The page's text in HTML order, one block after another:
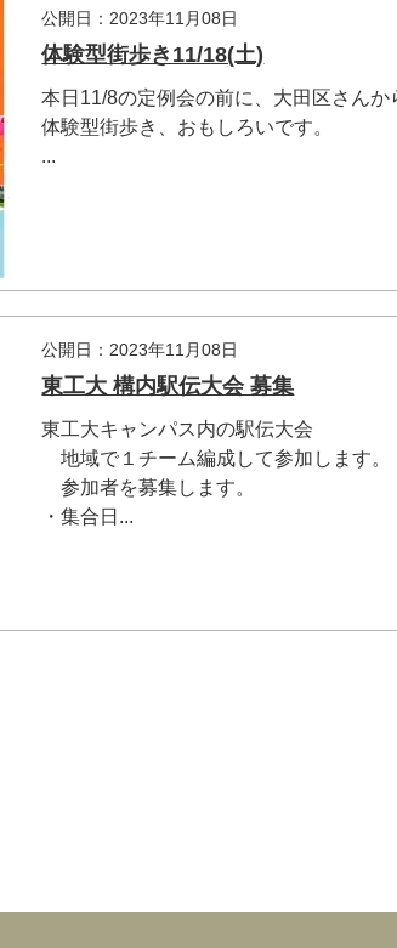
公開日：2023年11月08日
体験型街歩き11/18(土)
本日11/8の定例会の前に、大田区さんか
体験型街歩き、おもしろいです。
...
公開日：2023年11月08日
東工大 構内駅伝大会 募集
東工大キャンパス内の駅伝大会
地域で１チーム編成して参加します。
参加者を募集します。
・集合日...